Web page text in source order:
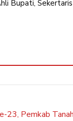
Bupati,
23, Pemkab